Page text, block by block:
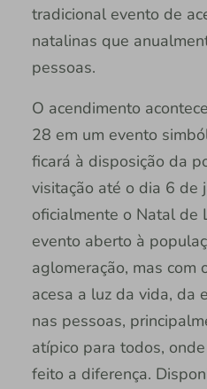
tradicional evento de
natalinas que
pessoas.
O acendimento
28 em um evento
ficará à disposição da
visitação até o dia 6 de
oficialmente o Natal de
evento aberto à
aglomeração, mas com
acesa a luz da vida, da
nas pessoas,
atípico para todos,
feito a diferença.